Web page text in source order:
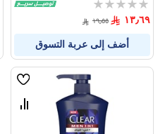
0%
١٣٫٦٩ ١٩٫٥٥
أضف إلى عربة التسوق
قائمة
قارن